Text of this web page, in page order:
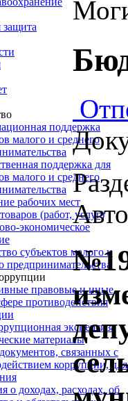
поддержка
малого и среднего
поддержка для
малого и среднего
рабочих мест
(работ, услуг)
экономическое
субъектов малого и
предпринимательства
правовые и иные
противодействия
экспертиза
материалы
связанных с
коррупции, для
о доходах, расходах, об